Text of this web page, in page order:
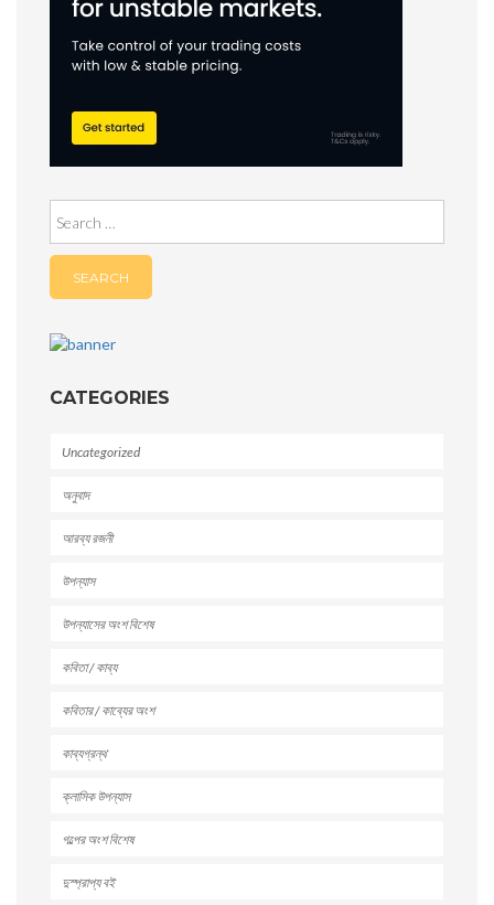
for:
CATEGORIES
Uncategorized
অনুবাদ
আরব্য রজনী
উপন্যাস
উপন্যাসের অংশ বিশেষ
কবিতা / কাব্য
কবিতার / কাব্যের অংশ
কাব্যগ্রন্থ
ক্লাসিক উপন্যাস
গল্পের অংশ বিশেষ
দুস্প্রাপ্য বই